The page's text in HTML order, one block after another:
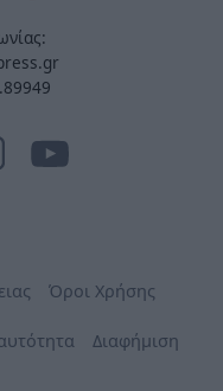
Όροι Χρήσης
Διαφήμιση